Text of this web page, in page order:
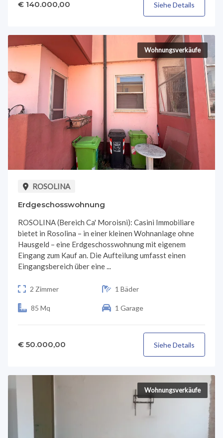
€ 140.000,00 Siehe Details
Wohnungsverkäufe
ROSOLINA
Erdgeschosswohnung
ROSOLINA (Bereich Ca' Moroisni): Casini Immobiliare
bietet in Rosolina – in einer kleinen Wohnanlage ohne
Hausgeld – eine Erdgeschosswohnung mit eigenem
Eingang zum Kauf an. Die Aufteilung umfasst einen
Eingangsbereich über eine ...
2 Zimmer 1 Bäder
85 Mq 1 Garage
€ 50.000,00 Siehe Details
Wohnungsverkäufe